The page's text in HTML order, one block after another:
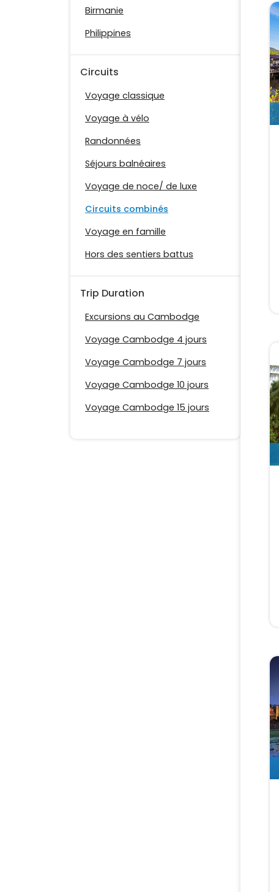
Birmanie
Philippines
Circuits
Voyage classique
Voyage à vélo
Randonnées
Séjours balnéaires
Voyage de noce/ de luxe
Circuits combinés
Voyage en famille
Hors des sentiers battus
Trip Duration
Excursions au Cambodge
Voyage Cambodge 4 jours
Voyage Cambodge 7 jours
Voyage Cambodge 10 jours
Voyage Cambodge 15 jours